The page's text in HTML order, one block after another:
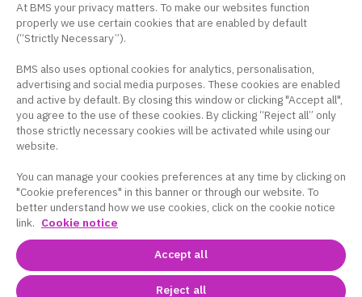
コンテンツ紹介
このサイトは、日本国内の医療関係者の方を対象に
ブリストル・マイヤーズ スクイブ株式会社の医療用
医薬品を適正にご使用いただくために作成したもの
At BMS your privacy matters. To make our websites function
properly we use certain cookies that are enabled by default
(“Strictly Necessary”).
BMS also uses optional cookies for analytics, personalisation,
advertising and social media purposes. These cookies are enabled
and active by default. By closing this window or clicking "Accept all",
you agree to the use of these cookies. By clicking “Reject all” only
those strictly necessary cookies will be activated while using our
website.
You can manage your cookies preferences at any time by clicking on
"Cookie preferences" in this banner or through our website. To
better understand how we use cookies, click on the cookie notice
link. Cookie notice
Accept all
Reject all